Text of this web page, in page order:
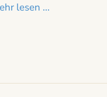
lesen ...